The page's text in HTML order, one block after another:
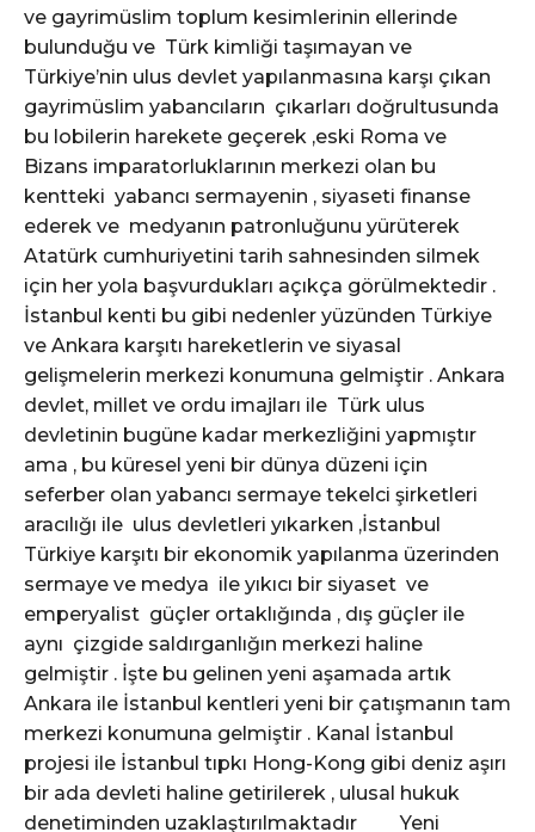
ve gayrimüslim toplum kesimlerinin ellerinde
bulunduğu ve Türk kimliği taşımayan ve
Türkiye’nin ulus devlet yapılanmasına karşı çıkan
gayrimüslim yabancıların çıkarları doğrultusunda
bu lobilerin harekete geçerek ,eski Roma ve
Bizans imparatorluklarının merkezi olan bu
kentteki yabancı sermayenin , siyaseti finanse
ederek ve medyanın patronluğunu yürüterek
Atatürk cumhuriyetini tarih sahnesinden silmek
için her yola başvurdukları açıkça görülmektedir .
İstanbul kenti bu gibi nedenler yüzünden Türkiye
ve Ankara karşıtı hareketlerin ve siyasal
gelişmelerin merkezi konumuna gelmiştir . Ankara
devlet, millet ve ordu imajları ile Türk ulus
devletinin bugüne kadar merkezliğini yapmıştır
ama , bu küresel yeni bir dünya düzeni için
seferber olan yabancı sermaye tekelci şirketleri
aracılığı ile ulus devletleri yıkarken ,İstanbul
Türkiye karşıtı bir ekonomik yapılanma üzerinden
sermaye ve medya ile yıkıcı bir siyaset ve
emperyalist güçler ortaklığında , dış güçler ile
aynı çizgide saldırganlığın merkezi haline
gelmiştir . İşte bu gelinen yeni aşamada artık
Ankara ile İstanbul kentleri yeni bir çatışmanın tam
merkezi konumuna gelmiştir . Kanal İstanbul
projesi ile İstanbul tıpkı Hong-Kong gibi deniz aşırı
bir ada devleti haline getirilerek , ulusal hukuk
denetiminden uzaklaştırılmaktadır Yeni